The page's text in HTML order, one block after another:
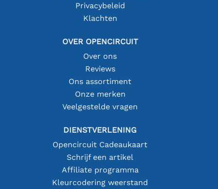
Privacybeleid
Klachten
OVER OPENCIRCUIT
Over ons
Reviews
Ons assortiment
Onze merken
Veelgestelde vragen
DIENSTVERLENING
Opencircuit Cadeaukaart
Schrijf een artikel
Affiliate programma
Kleurcodering weerstand